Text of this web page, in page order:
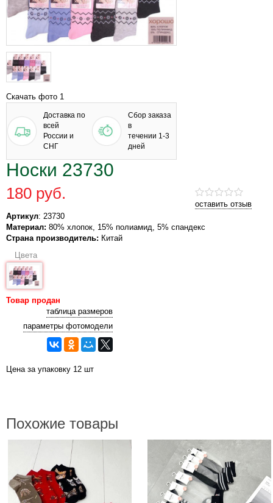
Скачать фото 1
Доставка по
всей
России и
СНГ
Сбор заказа
в
течении 1-3
дней
Носки 23730
оставить отзыв
180 руб.
Артикул: 23730
Материал: 80% хлопок, 15% полиамид, 5% спандекс
Страна производитель: Китай
Цвета
Товар продан
таблица размеров
параметры фотомодели
Цена за упаковку 12 шт
Похожие товары